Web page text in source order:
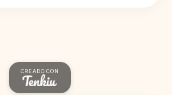
CREADO CON